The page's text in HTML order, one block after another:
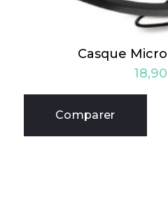
Casque
18,90
Comparer